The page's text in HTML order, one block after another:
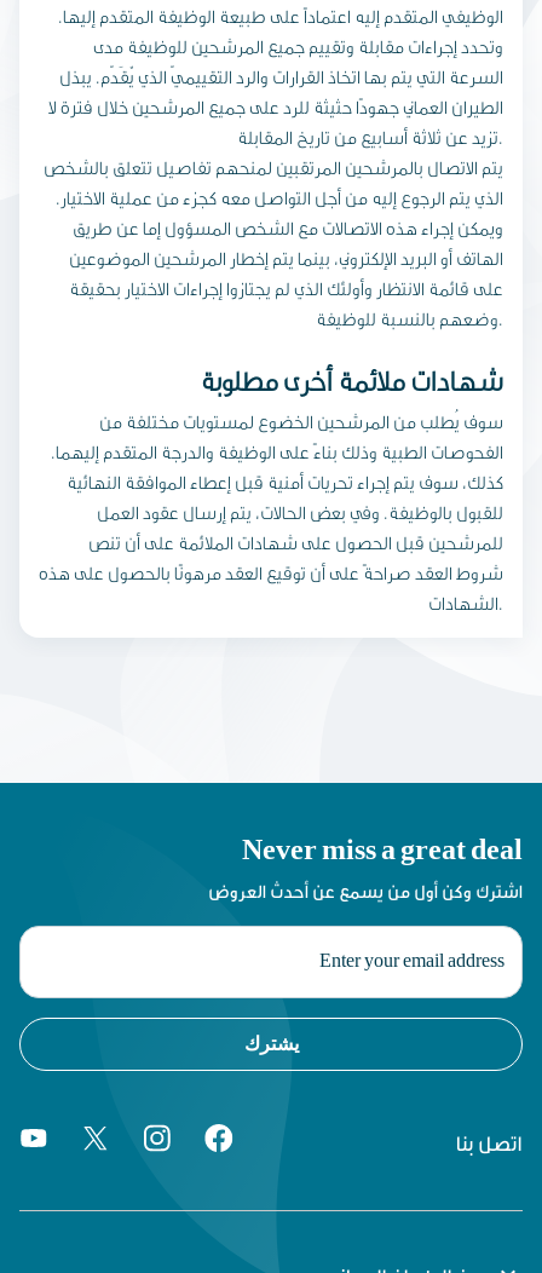
الوظيفي المتقدم إليه اعتماداً على طبيعة الوظيفة المتقدم إليها.
وتحدد إجراءات مقابلة وتقييم جميع المرشحين للوظيفة مدى
السرعة التي يتم بها اتخاذ القرارات والرد التقييميّ الذي يٌقَدّم. يبذل
الطيران العماني جهودًا حثيثة للرد على جميع المرشحين خلال فترة لا
تزيد عن ثلاثة أسابيع من تاريخ المقابلة.
يتم الاتصال بالمرشحين المرتقبين لمنحهم تفاصيل تتعلق بالشخص
الذي يتم الرجوع إليه من أجل التواصل معه كجزء من عملية الاختيار.
ويمكن إجراء هذه الاتصالات مع الشخص المسؤول إما عن طريق
الهاتف أو البريد الإلكتروني، بينما يتم إخطار المرشحين الموضوعين
على قائمة الانتظار وأولئك الذي لم يجتازوا إجراءات الاختيار بحقيقة
وضعهم بالنسبة للوظيفة.
شهادات ملائمة أخرى مطلوبة
سوف يُطلب من المرشحين الخضوع لمستويات مختلفة من
الفحوصات الطبية وذلك بناءً على الوظيفة والدرجة المتقدم إليهما.
كذلك، سوف يتم إجراء تحريات أمنية قبل إعطاء الموافقة النهائية
للقبول بالوظيفة. وفي بعض الحالات، يتم إرسال عقود العمل
للمرشحين قبل الحصول على شهادات الملائمة على أن تنص
شروط العقد صراحةً على أن توقيع العقد مرهونًا بالحصول على هذه
الشهادات.
Never miss a great deal
اشترك وكن أول من يسمع عن أحدث العروض
يشترك
اتصل بنا